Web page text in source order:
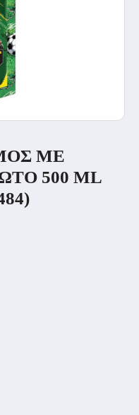
ΜΕ
500 ML